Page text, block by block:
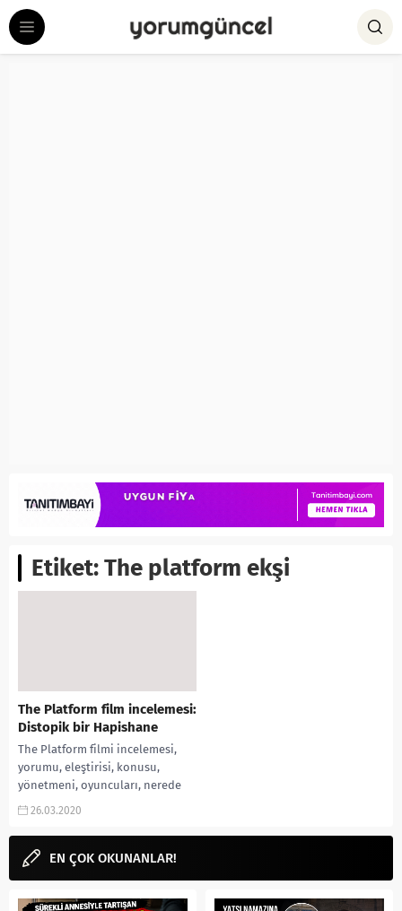
Etiket:The platform ekşi
The Platform film incelemesi:
Distopik bir Hapishane
The Platform filmi incelemesi,
yorumu, eleştirisi, konusu,
yönetmeni, oyuncuları, nerede
yayınlanıyor, El hoyo ne demek?
yorumguncel.com’dan
ulaşabilirsiniz. The...
26.03.2020
EN ÇOK OKUNANLAR!